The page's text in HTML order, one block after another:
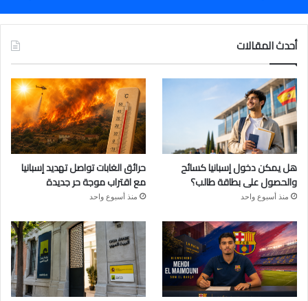
أحدث المقالات
هل يمكن دخول إسبانيا كسائح
والحصول على بطاقة طالب؟
منذ أسبوع واحد
حرائق الغابات تواصل تهديد إسبانيا
مع اقتراب موجة حر جديدة
منذ أسبوع واحد